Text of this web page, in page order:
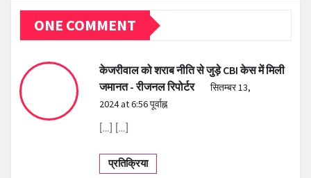
ONE COMMENT
केजरीवाल को शराब नीति से जुड़े CBI केस में मिली
जमानत - रीजनल रिपोर्टर
सितम्बर 13,
2024 at 6:56 पूर्वाह्न
[…] […]
प्रतिक्रिया